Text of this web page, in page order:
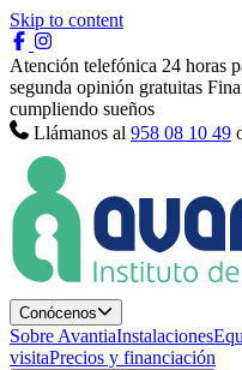
Skip to content
Atención telefónica 24 horas
segunda opinión gratuitas
cumpliendo sueños
Llámanos al 958 08 10 49
Conócenos
Sobre AvantiaInstalaciones
visitaPrecios y financiación